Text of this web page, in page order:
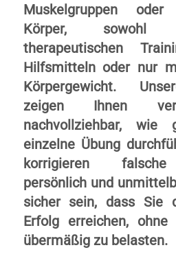
Muskelgruppen
Körper, sowohl
therapeutischen
Hilfsmitteln oder nur
Körpergewicht.
zeigen Ihnen
nachvollziehbar,
einzelne Übung
korrigieren falsche
persönlich und
sicher sein, dass Sie
Erfolg erreichen,
übermäßig zu belasten.